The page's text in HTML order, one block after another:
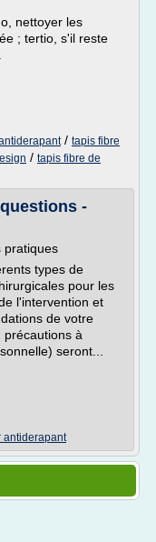
nettoyer les
; tertio, s'il reste
/ tapis fibre
/ tapis fibre de
-
pratiques
types de
pour les
l'intervention et
de votre
à
seront...
antiderapant